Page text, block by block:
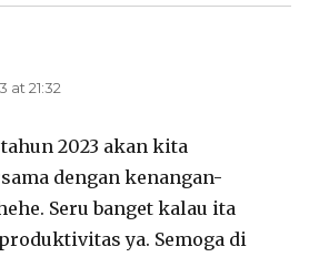
at 21:32
tahun 2023 akan kita
dengan kenangan-
Seru banget kalau ita
ya. Semoga di